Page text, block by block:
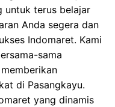
untuk terus belajar
Anda segera dan
Indomaret. Kami
sama
di Pasangkayu.
yang dinamis